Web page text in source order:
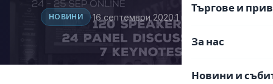
Търгове и
За нас
Новини и
НОВИНИ ·16 септември 2020·1 мин. четене